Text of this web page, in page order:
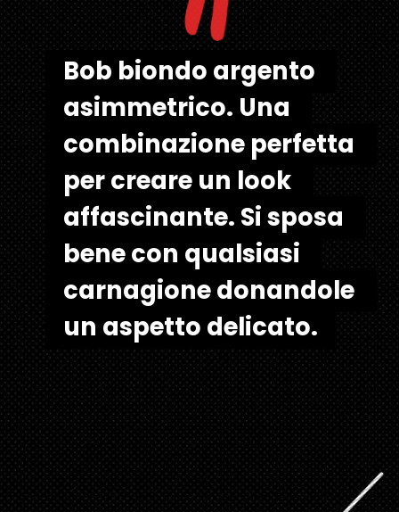
Bob biondo argento
asimmetrico. Una
combinazione perfetta
per creare un look
affascinante. Si sposa
bene con qualsiasi
carnagione donandole
un aspetto delicato.
Bob biondo argento
asimmetrico. Una
combinazione perfetta
per creare un look
affascinante. Si sposa
bene con qualsiasi
carnagione donandole